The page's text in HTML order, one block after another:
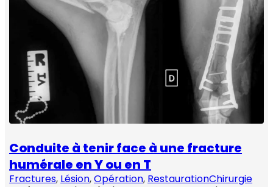
Conduite à tenir face à une fracture
humérale en Y ou en T
Fractures, Lésion, Opération, RestaurationChirurgie